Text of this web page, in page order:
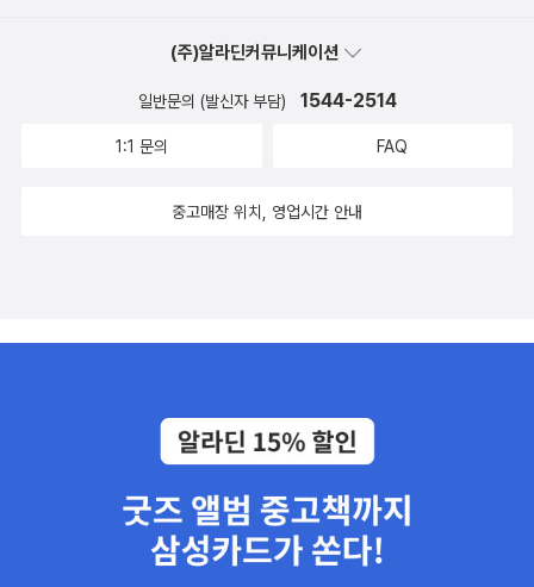
(주)알라딘커뮤니케이션
일반문의 (발신자 부담) 1544-2514
1:1 문의 FAQ
중고매장 위치, 영업시간 안내